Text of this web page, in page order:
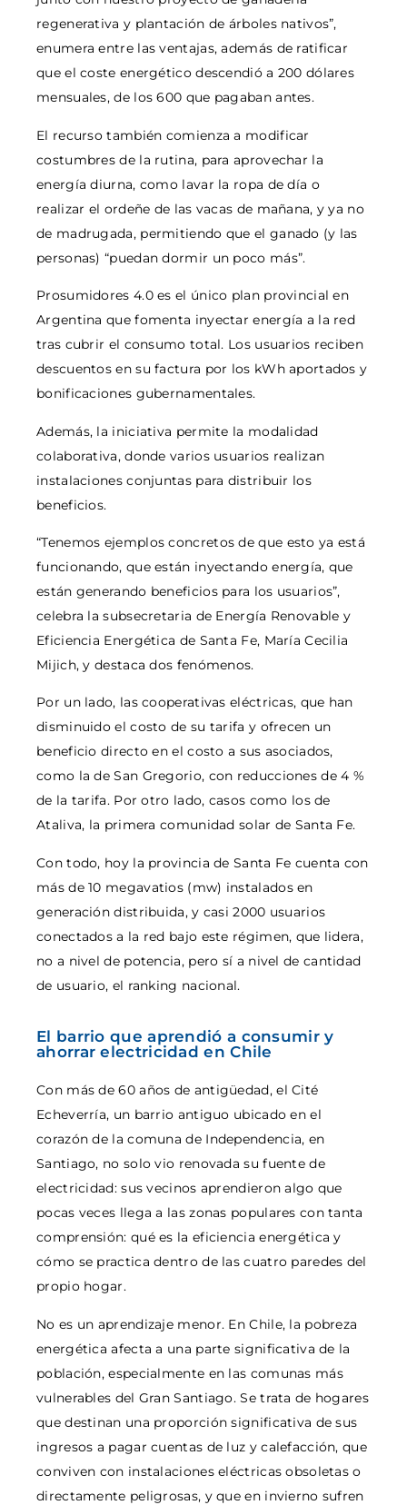
regenerativa y plantación de árboles nativos”,
enumera entre las ventajas, además de ratificar
que el coste energético descendió a 200 dólares
mensuales, de los 600 que pagaban antes.
El recurso también comienza a modificar
costumbres de la rutina, para aprovechar la
energía diurna, como lavar la ropa de día o
realizar el ordeñe de las vacas de mañana, y ya no
de madrugada, permitiendo que el ganado (y las
personas) “puedan dormir un poco más”.
Prosumidores 4.0 es el único plan provincial en
Argentina que fomenta inyectar energía a la red
tras cubrir el consumo total. Los usuarios reciben
descuentos en su factura por los kWh aportados y
bonificaciones gubernamentales.
Además, la iniciativa permite la modalidad
colaborativa, donde varios usuarios realizan
instalaciones conjuntas para distribuir los
beneficios.
“Tenemos ejemplos concretos de que esto ya está
funcionando, que están inyectando energía, que
están generando beneficios para los usuarios”,
celebra la subsecretaria de Energía Renovable y
Eficiencia Energética de Santa Fe, María Cecilia
Mijich, y destaca dos fenómenos.
Por un lado, las cooperativas eléctricas, que han
disminuido el costo de su tarifa y ofrecen un
beneficio directo en el costo a sus asociados,
como la de San Gregorio, con reducciones de 4 %
de la tarifa. Por otro lado, casos como los de
Ataliva, la primera comunidad solar de Santa Fe.
Con todo, hoy la provincia de Santa Fe cuenta con
más de 10 megavatios (mw) instalados en
generación distribuida, y casi 2000 usuarios
conectados a la red bajo este régimen, que lidera,
no a nivel de potencia, pero sí a nivel de cantidad
de usuario, el ranking nacional.
El barrio que aprendió a consumir y
ahorrar electricidad en Chile
Con más de 60 años de antigüedad, el Cité
Echeverría, un barrio antiguo ubicado en el
corazón de la comuna de Independencia, en
Santiago, no solo vio renovada su fuente de
electricidad: sus vecinos aprendieron algo que
pocas veces llega a las zonas populares con tanta
comprensión: qué es la eficiencia energética y
cómo se practica dentro de las cuatro paredes del
propio hogar.
No es un aprendizaje menor. En Chile, la pobreza
energética afecta a una parte significativa de la
población, especialmente en las comunas más
vulnerables del Gran Santiago. Se trata de hogares
que destinan una proporción significativa de sus
ingresos a pagar cuentas de luz y calefacción, que
conviven con instalaciones eléctricas obsoletas o
directamente peligrosas, y que en invierno sufren